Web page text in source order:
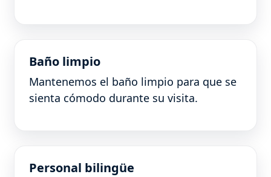
Baño limpio
Mantenemos el baño limpio para que se
sienta cómodo durante su visita.
Personal bilingüe